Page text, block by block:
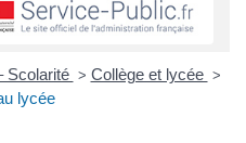
Scolarité > Collège et lycée >
lycée